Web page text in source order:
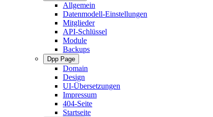
Allgemein
Datenmodell-Einstellungen
Mitglieder
API-Schlüssel
Module
Backups
Dpp Page
Domain
Design
UI-Übersetzungen
Impressum
404-Seite
Startseite